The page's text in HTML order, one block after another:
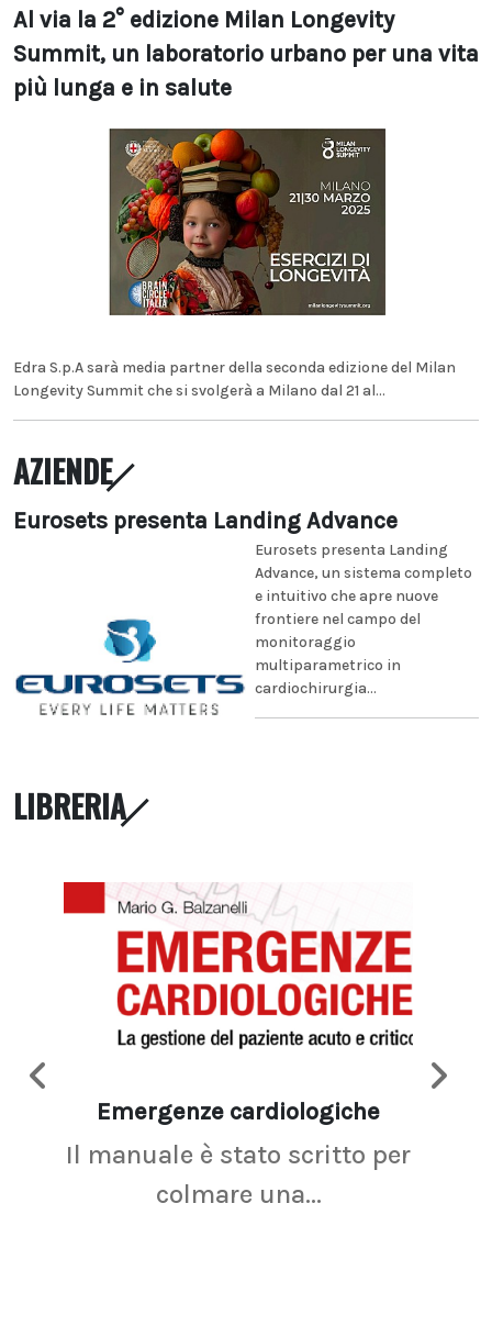
Al via la 2° edizione Milan Longevity
Summit, un laboratorio urbano per una vita
più lunga e in salute
Edra S.p.A sarà media partner della seconda edizione del Milan
Longevity Summit che si svolgerà a Milano dal 21 al...
AZIENDE
Eurosets presenta Landing Advance
Eurosets presenta Landing
Advance, un sistema completo
e intuitivo che apre nuove
frontiere nel campo del
monitoraggio
multiparametrico in
cardiochirurgia...
LIBRERIA
Emergenze cardiologiche
Il manuale è stato scritto per
colmare una...